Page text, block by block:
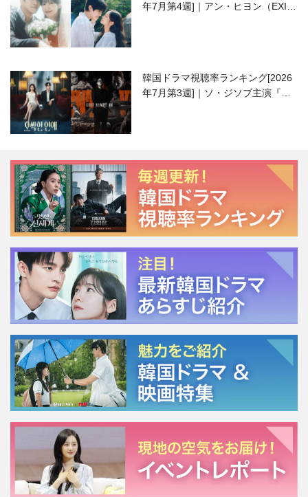
年7月第4週]｜アン・ヒヨン（EXID
韓国ドラマ視聴率ランキング[2026
年7月第3週]｜ソ・ジソブ主演『エ